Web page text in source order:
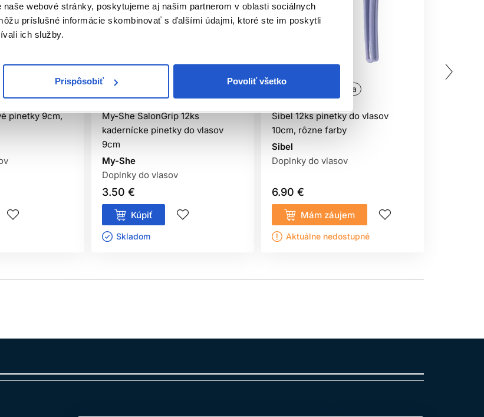
webové stránky, poskytujeme aj našim partnerom v oblasti sociálnych
príslušné informácie skombinovať s ďalšími údajmi, ktoré ste im poskytli
ich služby.
Prispôsobiť Povoliť všetko
pinetky 9cm,
Odporúčame
My-She SalonGrip 12ks
kadernícke pinetky do vlasov
9cm
My-She
Doplnky do vlasov
3.50 €
Kúpiť
Skladom ㅤ
Oficiálna distribúcia
Sibel 12ks pinetky do vlasov
10cm, rôzne farby
Sibel
Doplnky do vlasov
6.90 €
Mám záujem
Aktuálne nedostupné